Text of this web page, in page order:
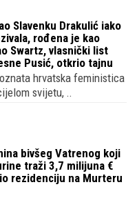
Slavenku Drakulić iako
rođena je kao
Swartz, vlasnički list
Pusić, otkrio tajnu
hrvatska feministica
svijetu, ..
bivšeg Vatrenog koji
traži 3,7 milijuna €
rezidenciju na Murteru